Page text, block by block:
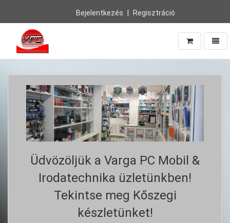
Bejelentkezés Regisztráció
Vissza
Üdvözöljük a Varga PC Mobil &
Irodatechnika üzletünkben!
Tekintse meg Kőszegi
készletünket!